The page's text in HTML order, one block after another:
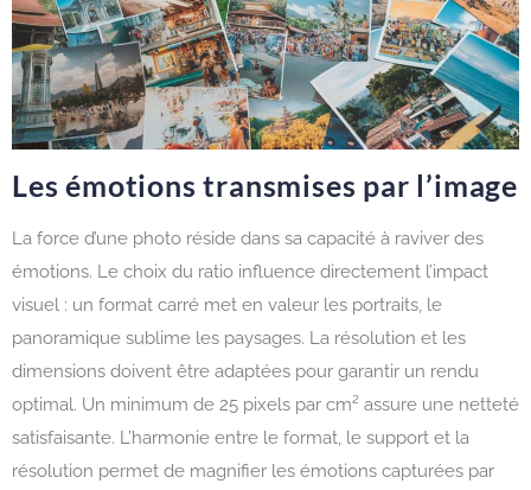
Les émotions transmises par l’image
La force d’une photo réside dans sa capacité à raviver des
émotions. Le choix du ratio influence directement l’impact
visuel : un format carré met en valeur les portraits, le
panoramique sublime les paysages. La résolution et les
dimensions doivent être adaptées pour garantir un rendu
optimal. Un minimum de 25 pixels par cm² assure une netteté
satisfaisante. L’harmonie entre le format, le support et la
résolution permet de magnifier les émotions capturées par